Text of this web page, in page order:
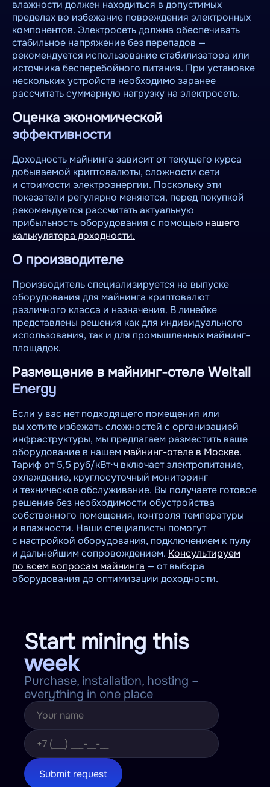
влажности должен находиться в допустимых
пределах во избежание повреждения электронных
компонентов. Электросеть должна обеспечивать
стабильное напряжение без перепадов —
рекомендуется использование стабилизатора или
источника бесперебойного питания. При установке
нескольких устройств необходимо заранее
рассчитать суммарную нагрузку на электросеть.
Оценка экономической
эффективности
Доходность майнинга зависит от текущего курса
добываемой криптовалюты, сложности сети
и стоимости электроэнергии. Поскольку эти
показатели регулярно меняются, перед покупкой
рекомендуется рассчитать актуальную
прибыльность оборудования с помощью нашего
калькулятора доходности.
О производителе
Производитель специализируется на выпуске
оборудования для майнинга криптовалют
различного класса и назначения. В линейке
представлены решения как для индивидуального
использования, так и для промышленных майнинг-
площадок.
Размещение в майнинг-отеле Weltall
Energy
Если у вас нет подходящего помещения или
вы хотите избежать сложностей с организацией
инфраструктуры, мы предлагаем разместить ваше
оборудование в нашем майнинг-отеле в Москве.
Тариф от 5,5 руб/кВт⋅ч включает электропитание,
охлаждение, круглосуточный мониторинг
и техническое обслуживание. Вы получаете готовое
решение без необходимости обустройства
собственного помещения, контроля температуры
и влажности. Наши специалисты помогут
с настройкой оборудования, подключением к пулу
и дальнейшим сопровождением. Консультируем
по всем вопросам майнинга — от выбора
оборудования до оптимизации доходности.
Start mining this
week
Purchase, installation, hosting –
everything in one place
Submit request